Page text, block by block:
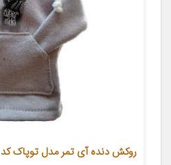
روکش دنده آی تمر مدل توپاک کد 310